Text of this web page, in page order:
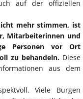
auf der offiziellen
mehr stimmen, ist
Mitarbeiterinnen und
Personen vor Ort
zu behandeln. Diese
aus dem
Viele Burgen